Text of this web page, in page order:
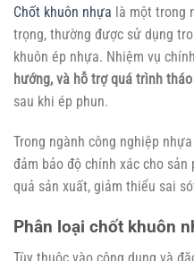
Chốt khuôn nhựa là một trong
trọng, thường được sử dụng
khuôn ép nhựa. Nhiệm vụ
hướng, và hỗ trợ quá trình
sau khi ép phun.
Trong ngành công nghiệp
đảm bảo độ chính xác cho
quả sản xuất, giảm thiểu sai
Phân loại chốt khuôn